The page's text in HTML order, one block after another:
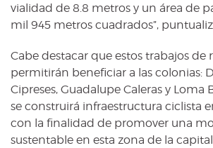
vialidad de 8.8 metros y un área de
mil 945 metros cuadrados”,
Cabe destacar que estos trabajos de
permitirán beneficiar a las colonias:
Cipreses, Guadalupe Caleras y Loma
se construirá infraestructura ciclista
con la finalidad de promover una
sustentable en esta zona de la